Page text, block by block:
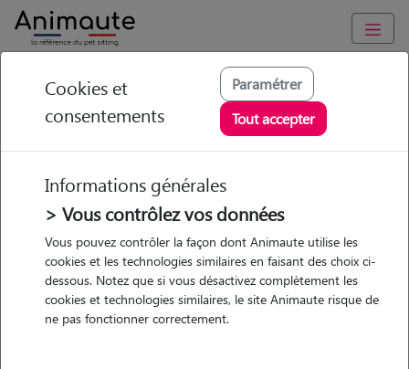
Animaute Ile-de-France Hauts-de-Seine/Châtillon
Camille - Petsitter à
CHATILLON
• 24 ans
Cookies et
consentements
Paramétrer
Tout accepter
Informations générales
> Vous contrôlez vos données
Vous pouvez contrôler la façon dont Animaute utilise les
cookies et les technologies similaires en faisant des choix ci-
dessous. Notez que si vous désactivez complètement les
cookies et technologies similaires, le site Animaute risque de
ne pas fonctionner correctement.